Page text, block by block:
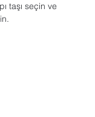
taşı seçin ve